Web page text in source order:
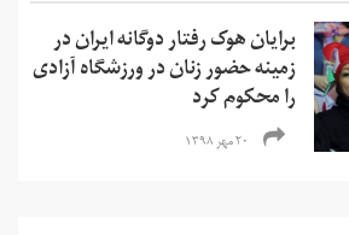
برایان هوک رفتار دوگانه ایران در
زمینه حضور زنان در ورزشگاه آزادی
را محکوم کرد
۲۰ مهر ۱۳۹۸